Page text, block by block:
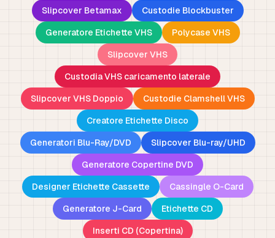
Slipcover Betamax
Custodie Blockbuster
Generatore Etichette VHS
Polycase VHS
Slipcover VHS
Custodia VHS caricamento laterale
Slipcover VHS Doppio
Custodie Clamshell VHS
Creatore Etichette Disco
Generatori Blu-Ray/DVD
Slipcover Blu-ray/UHD
Generatore Copertine DVD
Designer Etichette Cassette
Cassingle O-Card
Generatore J-Card
Etichette CD
Inserti CD (Copertina)